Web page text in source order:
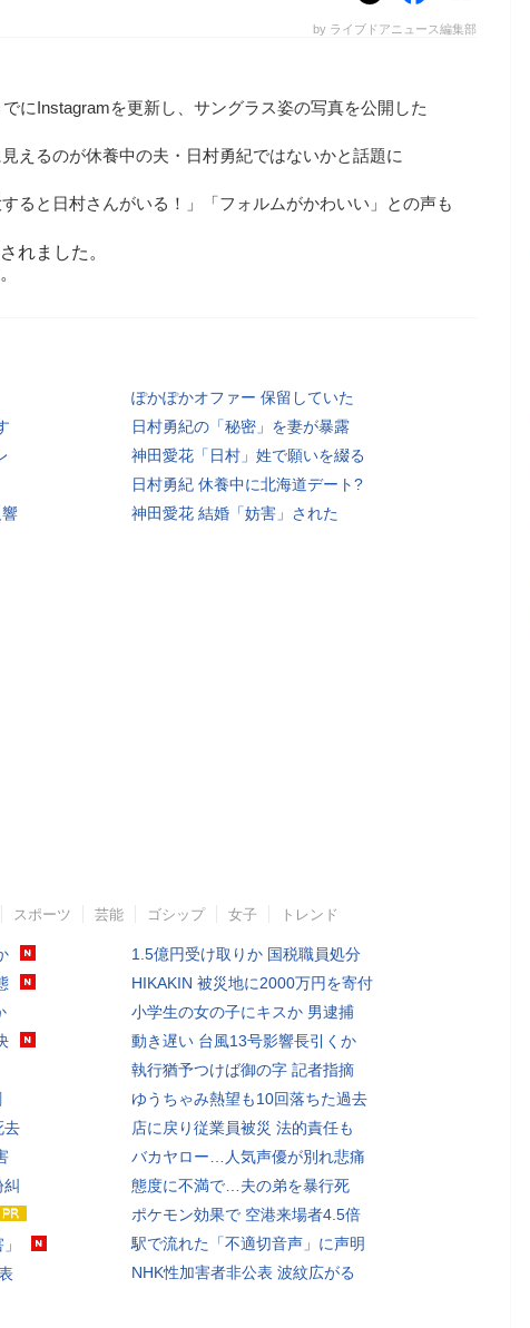
by ライブドアニュース編集部
にInstagramを更新し、サングラス姿の写真を公開した
えるのが休養中の夫・日村勇紀ではないかと話題に
ると日村さんがいる！」「フォルムがかわいい」との声も
れました。
ぽかぽかオファー 保留していた
日村勇紀の「秘密」を妻が暴露
神田愛花「日村」姓で願いを綴る
日村勇紀 休養中に北海道デート?
神田愛花 結婚「妨害」された
スポーツ 芸能 ゴシップ 女子 トレンド
去
1.5億円受け取りか 国税職員処分
HIKAKIN 被災地に2000万円を寄付
小学生の女の子にキスか 男逮捕
動き遅い 台風13号影響長引くか
執行猶予つけば御の字 記者指摘
ゆうちゃみ熱望も10回落ちた過去
店に戻り従業員被災 法的責任も
バカヤロー…人気声優が別れ悲痛
態度に不満で…夫の弟を暴行死
ポケモン効果で 空港来場者4.5倍
駅で流れた「不適切音声」に声明
NHK性加害者非公表 波紋広がる